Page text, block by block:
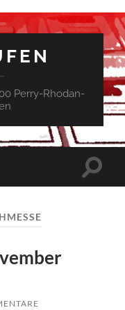
Perry-Rhodan-